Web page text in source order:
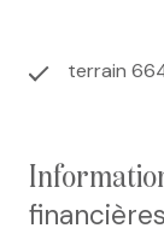
terrain
financières